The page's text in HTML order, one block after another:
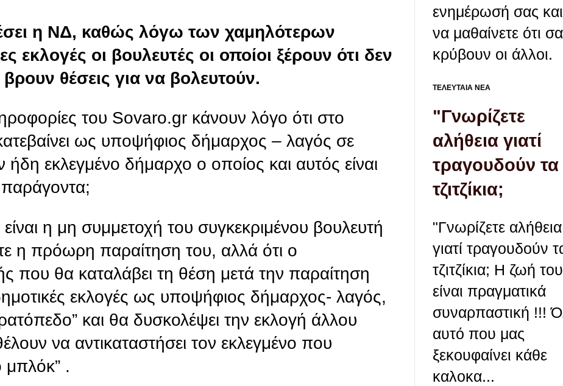
η ΝΔ, καθώς λόγω των χαμηλότερων
εκλογές οι βουλευτές οι οποίοι ξέρουν ότι δεν
θέσεις για να βολευτούν.
του Sovaro.gr κάνουν λόγο ότι στο
ως υποψήφιος δήμαρχος – λαγός σε
εκλεγμένο δήμαρχο ο οποίος και αυτός είναι
η μη συμμετοχή του συγκεκριμένου βουλευτή
η πρόωρη παραίτηση του, αλλά ότι ο
που θα καταλάβει τη θέση μετά την παραίτηση
εκλογές ως υποψήφιος δήμαρχος- λαγός,
και θα δυσκολέψει την εκλογή άλλου
να αντικαταστήσει τον εκλεγμένο που
μπλόκ” .
ενημέρωσή σας
να μαθαίνετε ότι
κρύβουν οι άλλοι.
ΤΕΛΕΥΤΑΙΑ ΝΕΑ
"Γνωρίζετε
αλήθεια γιατί
τραγουδούν τα
τζιτζίκια;
"Γνωρίζετε αλήθεια
γιατί τραγουδούν
τζιτζίκια; Η ζωή
είναι πραγματικά
συναρπαστική !!!
αυτό που μας
ξεκουφαίνει κάθε
καλοκα...